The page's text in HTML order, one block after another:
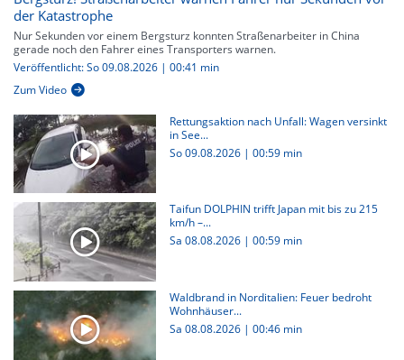
der Katastrophe
Nur Sekunden vor einem Bergsturz konnten Straßenarbeiter in China
gerade noch den Fahrer eines Transporters warnen.
Veröffentlicht: So 09.08.2026 | 00:41 min
Zum Video
Rettungsaktion nach Unfall: Wagen versinkt
in See...
So 09.08.2026 | 00:59 min
Taifun DOLPHIN trifft Japan mit bis zu 215
km/h –...
Sa 08.08.2026 | 00:59 min
Waldbrand in Norditalien: Feuer bedroht
Wohnhäuser...
Sa 08.08.2026 | 00:46 min